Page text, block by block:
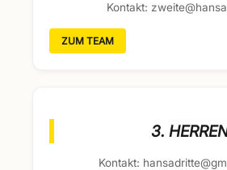
Kontakt:
ZUM TEAM
3.
Kontakt: